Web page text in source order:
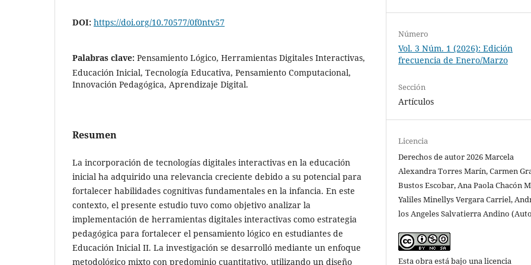
DOI: https://doi.org/10.70577/0f0ntv57
Palabras clave: Pensamiento Lógico, Herramientas Digitales Interactivas,
Educación Inicial, Tecnología Educativa, Pensamiento Computacional,
Innovación Pedagógica, Aprendizaje Digital.
Resumen
La incorporación de tecnologías digitales interactivas en la educación
inicial ha adquirido una relevancia creciente debido a su potencial para
fortalecer habilidades cognitivas fundamentales en la infancia. En este
contexto, el presente estudio tuvo como objetivo analizar la
implementación de herramientas digitales interactivas como estrategia
pedagógica para fortalecer el pensamiento lógico en estudiantes de
Educación Inicial II. La investigación se desarrolló mediante un enfoque
metodológico mixto con predominio cuantitativo, utilizando un diseño
Número
Vol. 3 Núm. 1 (2026): Edición
frecuencia de Enero/Marzo
Sección
Artículos
Licencia
Derechos de autor 2026 Marcela
Alexandra Torres Marín, Carmen
Bustos Escobar, Ana Paola Chacón
Yaliles Minellys Vergara Carriel,
los Angeles Salvatierra Andino
Esta obra está bajo una licencia